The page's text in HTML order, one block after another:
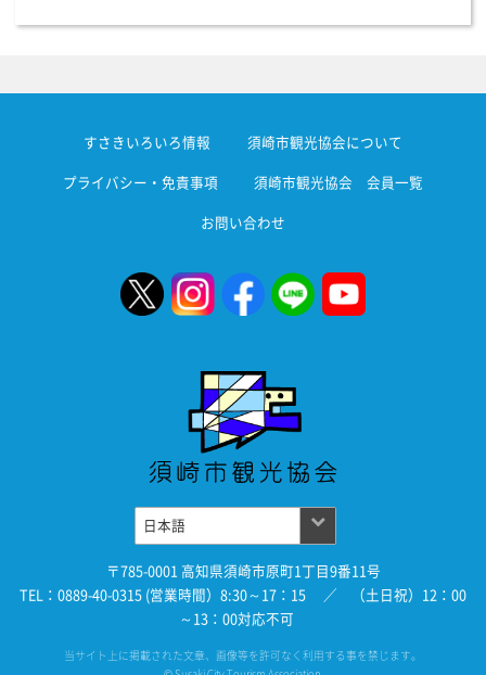
すさきいろいろ情報 須崎市観光協会について
プライバシー・免責事項 須崎市観光協会 会員一覧
お問い合わせ
〒785-0001 高知県須崎市原町1丁目9番11号
TEL：0889-40-0315 (営業時間）8:30～17：15 ／ （土日祝）12：00
～13：00対応不可
当サイト上に掲載された文章、画像等を許可なく利用する事を禁じます。